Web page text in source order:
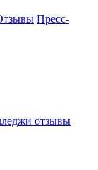
Пресс-
отзывы